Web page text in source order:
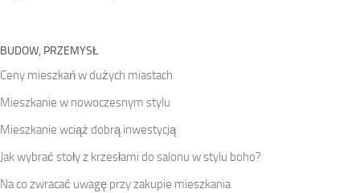
BUDOW, PRZEMYSŁ
Ceny mieszkań w dużych miastach
Mieszkanie w nowoczesnym stylu
Mieszkanie wciąż dobrą inwestycją
Jak wybrać stoły z krzesłami do salonu w stylu boho?
Na co zwracać uwagę przy zakupie mieszkania